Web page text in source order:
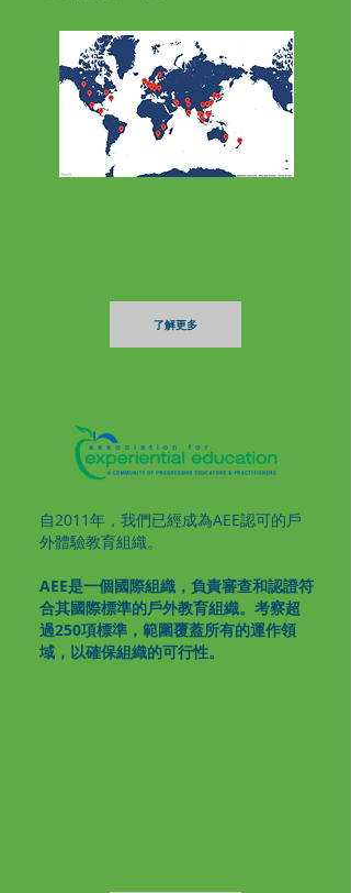
了解更多
自2011年，我們已經成為AEE認可的戶
外體驗教育組織。
AEE是一個國際組織，負責審查和認證符
合其國際標準的戶外教育組織。考察超
過250項標準，範圍覆蓋所有的運作領
域，以確保組織的可行性。